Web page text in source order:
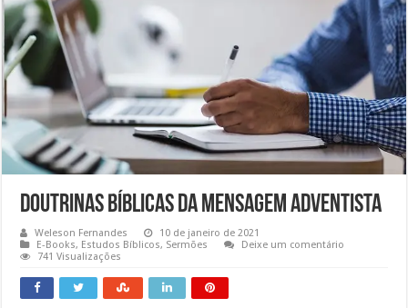
Doutrinas Bíblicas da Mensagem Adventista
Weleson Fernandes
10 de janeiro de 2021
E-Books, Estudos Bíblicos, Sermões
Deixe um comentário
741 Visualizações